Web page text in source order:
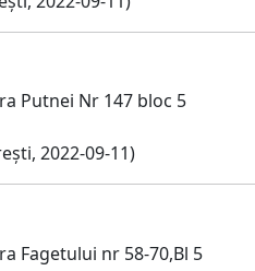
Putnei Nr 147 bloc 5
2022-09-11)
Fagetului nr 58-70,Bl 5